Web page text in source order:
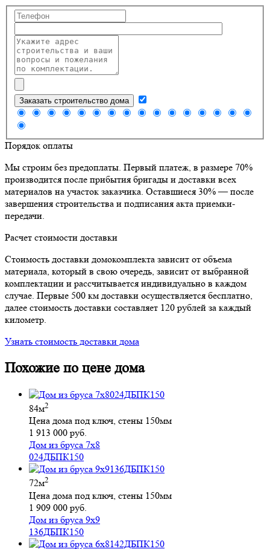
Заказать строительство дома
Порядок оплаты
Мы строим без предоплаты. Первый платеж, в размере 70%
производится после прибытия бригады и доставки всех
материалов на участок заказчика. Оставшиеся 30% — после
завершения строительства и подписания акта приемки-
передачи.
Расчет стоимости доставки
Стоимость доставки домокомплекта зависит от объема
материала, который в свою очередь, зависит от выбранной
комплектации и рассчитывается индивидуально в каждом
случае. Первые 500 км доставки осуществляется бесплатно,
далее стоимость доставки составляет 120 рублей за каждый
километр.
Узнать стоимость доставки дома
Похожие по цене дома
84м2
Цена дома под ключ, стены 150мм
1 913 000 руб.
Дом из бруса 7х8
024ДБПК150
72м2
Цена дома под ключ, стены 150мм
1 909 000 руб.
Дом из бруса 9х9
136ДБПК150